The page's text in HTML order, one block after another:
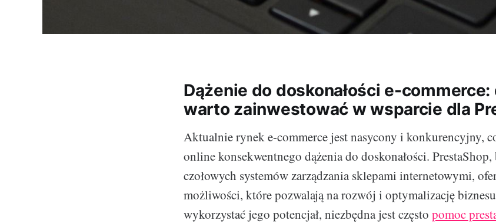
Dążenie do doskonałości e-
warto zainwestować w wsparcie dla
Aktualnie rynek e-commerce jest nasycony i konkurencyjny,
online konsekwentnego dążenia do doskonałości.
czołowych systemów zarządzania sklepami internetowymi,
możliwości, które pozwalają na rozwój i optymalizację
wykorzystać jego potencjał, niezbędna jest często pomoc